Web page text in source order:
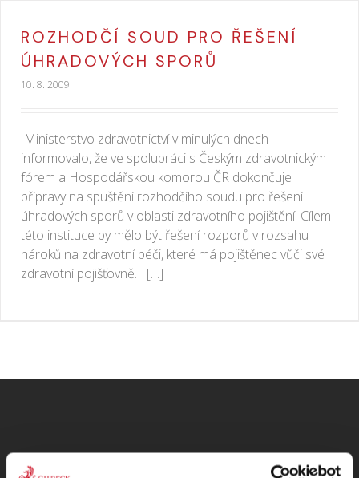
ROZHODČÍ SOUD PRO ŘEŠENÍ
ÚHRADOVÝCH SPORŮ
10. 8. 2009
Ministerstvo zdravotnictví v minulých dnech
informovalo, že ve spolupráci s Českým zdravotnickým
fórem a Hospodářskou komorou ČR dokončuje
přípravy na spuštění rozhodčího soudu pro řešení
úhradových sporů v oblasti zdravotního pojištění. Cílem
této instituce by mělo být řešení rozporů v rozsahu
nároků na zdravotní péči, které má pojištěnec vůči své
zdravotní pojišťovně. […]